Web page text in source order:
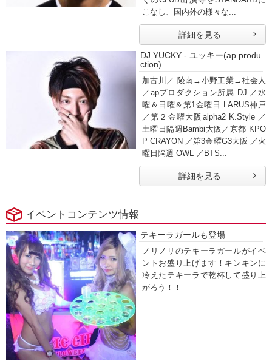
こなし、国内外の様々な...
詳細を見る
DJ YUCKY - ユッキー(ap produ
ction)
加古川／ 陵南→小野工業→社会人
／apプロダクション所属 DJ ／水
曜＆日曜＆第1金曜日 LARUS神戸
／第２金曜大阪alpha2 K.Style ／
土曜日隔週Bambi大阪／京都 KPO
P CRAYON ／第3金曜G3大阪 ／火
曜日隔週 OWL ／BTS...
詳細を見る
イベントコンテンツ情報
テキーラガールも登場
ノリノリのテキーラガールがイベ
ントお盛り上げます！キンキンに
冷えたテキーラで乾杯して盛り上
がろう！！